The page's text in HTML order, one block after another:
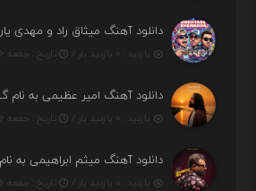
بازدید : ۰ بازدید بار / تاریخ : جمعه ۱۶ مرداد ۱۴۰۵
دانلود آهنگ امیر عظیمی به نام
بازدید : ۰ بازدید بار / تاریخ : جمعه ۱۶ مرداد ۱۴۰۵
بازدید : ۰ بازدید بار / تاریخ : جمعه ۱۶ مرداد ۱۴۰۵